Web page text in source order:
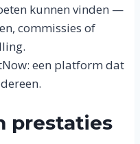
kunnen vinden —
commissies of
een platform dat
prestaties